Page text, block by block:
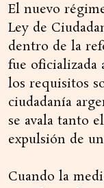
El nuevo
Ley de
dentro de la
fue oficializada
los requisitos
ciudadanía
se avala tanto
expulsión de
Cuando la